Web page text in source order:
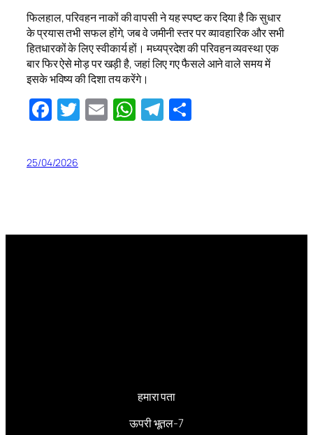
फिलहाल, परिवहन नाकों की वापसी ने यह स्पष्ट कर दिया है कि सुधार
के प्रयास तभी सफल होंगे, जब वे जमीनी स्तर पर व्यावहारिक और सभी
हितधारकों के लिए स्वीकार्य हों। मध्यप्रदेश की परिवहन व्यवस्था एक
बार फिर ऐसे मोड़ पर खड़ी है, जहां लिए गए फैसले आने वाले समय में
इसके भविष्य की दिशा तय करेंगे।
Facebook
Twitter
EmailWhatsApp
Telegram
25/04/2026
हमारा पता
ऊपरी भूतल-7